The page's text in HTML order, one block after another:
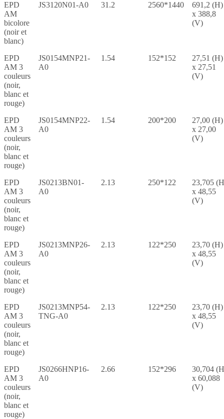
EPD
AM
bicolore
(noir et
blanc)
JS3120N01-A0 31.2 2560*1440
691,2 (H)
x 388,8
(V)
EPD
AM 3
couleurs
(noir,
blanc et
rouge)
JS0154MNP21-
A0
1.54 152*152
27,51 (H)
x 27,51
(V)
EPD
AM 3
couleurs
(noir,
blanc et
rouge)
JS0154MNP22-
A0
1.54 200*200
27,00 (H)
x 27,00
(V)
EPD
AM 3
couleurs
(noir,
blanc et
rouge)
JS0213BN01-
A0
2.13 250*122
23,705
x 48,55
(V)
EPD
AM 3
couleurs
(noir,
blanc et
rouge)
JS0213MNP26-
A0
2.13 122*250
23,70 (H)
x 48,55
(V)
EPD
AM 3
couleurs
(noir,
blanc et
rouge)
JS0213MNP54-
TNG-A0
2.13 122*250
23,70 (H)
x 48,55
(V)
EPD
AM 3
couleurs
(noir,
blanc et
rouge)
JS0266HNP16-
A0
2.66 152*296
30,704
x 60,088
(V)